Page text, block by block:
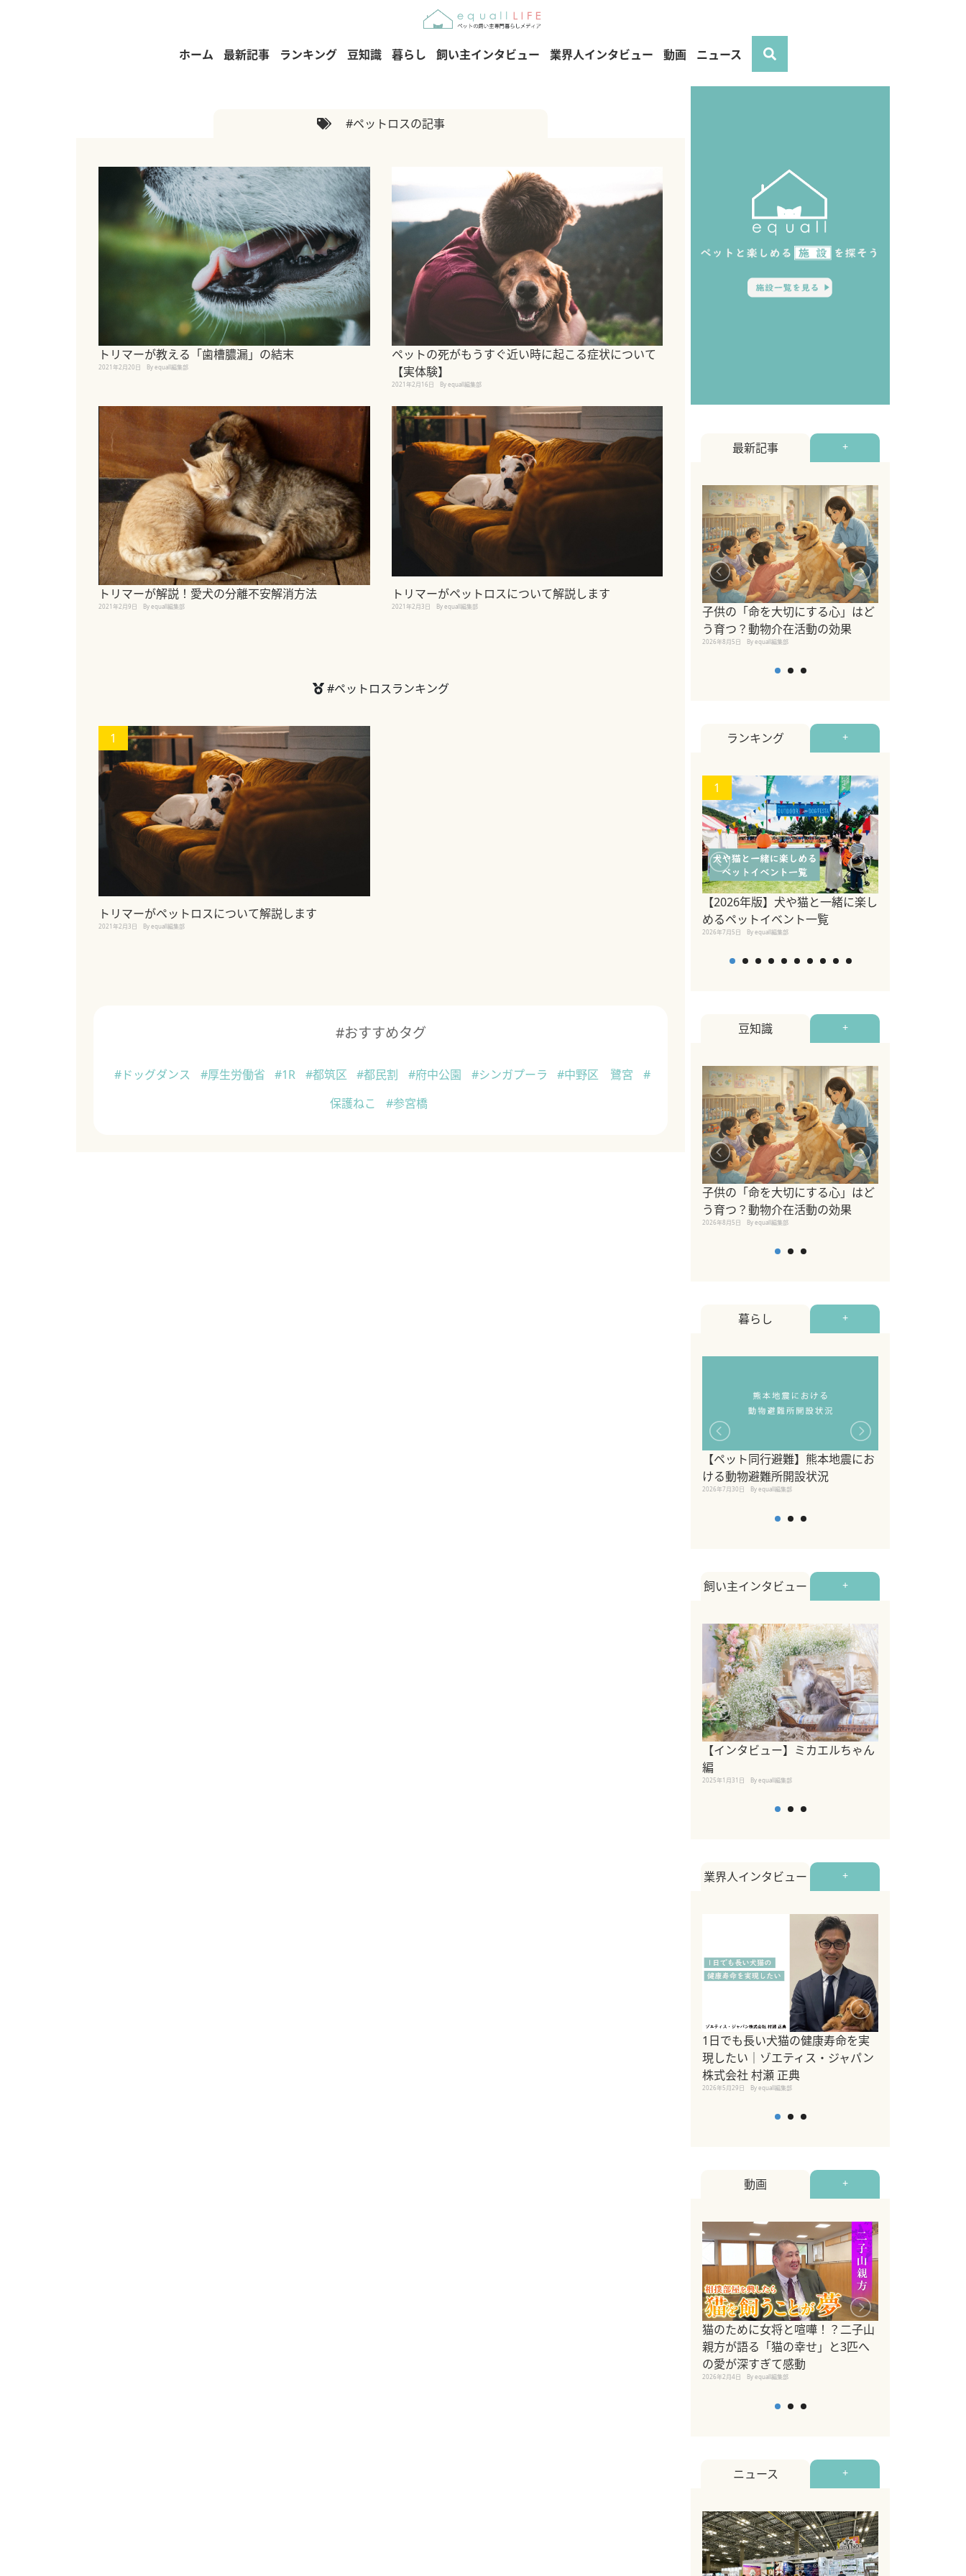
ホーム 最新記事 ランキング 豆知識 暮らし 飼い主インタビュー 業界人インタビュー 動画 ニュース
#ペットロスの記事
トリマーが教える「歯槽膿漏」の結末
2021年2月20日 By equall編集部
ペットの死がもうすぐ近い時に起こる症状について
【実体験】
2021年2月16日 By equall編集部
トリマーが解説！愛犬の分離不安解消方法
2021年2月9日 By equall編集部
トリマーがペットロスについて解説します
2021年2月3日 By equall編集部
#ペットロスランキング
1
トリマーがペットロスについて解説します
2021年2月3日 By equall編集部
#おすすめタグ
#ドッグダンス #厚生労働省 #1R #都筑区 #都民割 #府中公園 #シンガプーラ #中野区 鷺宮
#
保護ねこ
#参宮橋
最新記事 +
子供の「命を大切にする心」はど
う育つ？動物介在活動の効果
2026年8月5日 By equall編集部
ランキング +
1
【2026年版】犬や猫と一緒に楽し
めるペットイベント一覧
2026年7月5日 By equall編集部
豆知識 +
子供の「命を大切にする心」はど
う育つ？動物介在活動の効果
2026年8月5日 By equall編集部
暮らし +
【ペット同行避難】熊本地震にお
ける動物避難所開設状況
2026年7月30日 By equall編集部
飼い主インタビュー +
【インタビュー】ミカエルちゃん
編
2025年1月31日 By equall編集部
業界人インタビュー +
1日でも長い犬猫の健康寿命を実
現したい｜ゾエティス・ジャパン
株式会社 村瀬 正典
2026年5月29日 By equall編集部
動画 +
猫のために女将と喧嘩！？二子山
親方が語る「猫の幸せ」と3匹へ
の愛が深すぎて感動
2026年2月4日 By equall編集部
ニュース +